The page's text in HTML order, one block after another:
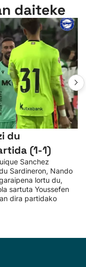
daiteke
du
(1-1)
Sanchez
Sardineron, Nando
lortu du,
sartuta Youssefen
dira partidako